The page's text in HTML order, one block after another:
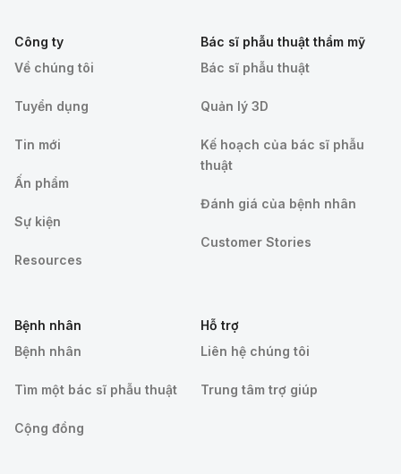
Công ty
Về chúng tôi
Tuyển dụng
Tin mới
Ấn phẩm
Sự kiện
Resources
Bác sĩ phẫu thuật thẩm mỹ
Bác sĩ phẫu thuật
Quản lý 3D
Kế hoạch của bác sĩ phẫu
thuật
Đánh giá của bệnh nhân
Customer Stories
Bệnh nhân
Bệnh nhân
Tìm một bác sĩ phẫu thuật
Cộng đồng
Hỗ trợ
Liên hệ chúng tôi
Trung tâm trợ giúp